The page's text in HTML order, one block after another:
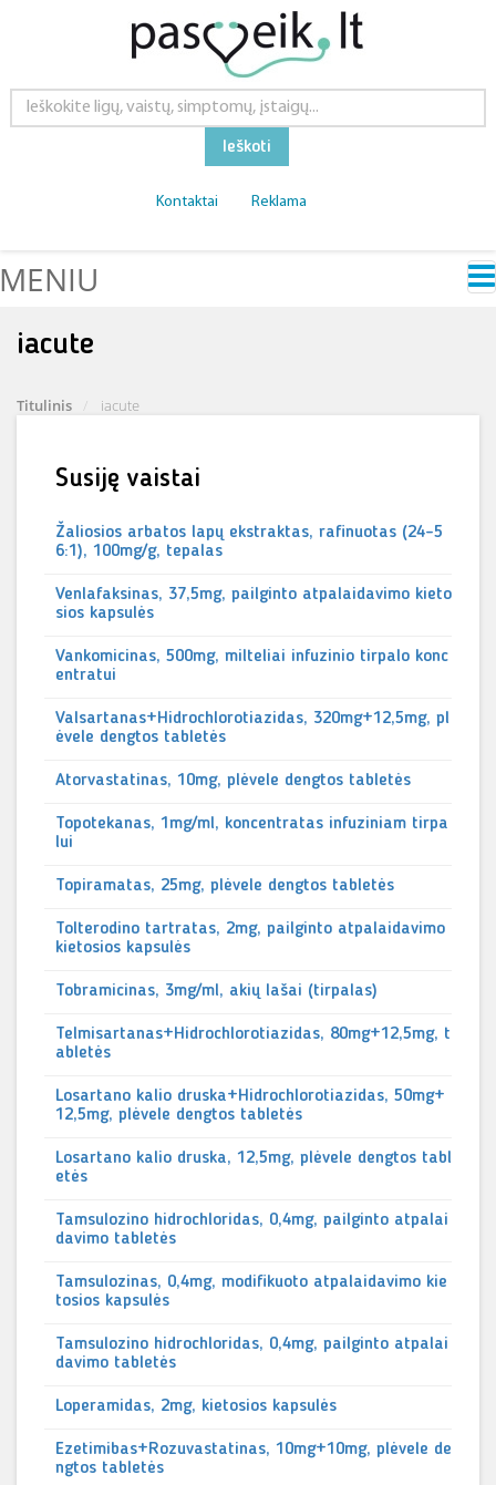
Ieškoti
Kontaktai Reklama
MENIU
iacute
Titulinis iacute
Susiję vaistai
Žaliosios arbatos lapų ekstraktas, rafinuotas (24-5
6:1), 100mg/g, tepalas
Venlafaksinas, 37,5mg, pailginto atpalaidavimo kieto
sios kapsulės
Vankomicinas, 500mg, milteliai infuzinio tirpalo konc
entratui
Valsartanas+Hidrochlorotiazidas, 320mg+12,5mg, pl
ėvele dengtos tabletės
Atorvastatinas, 10mg, plėvele dengtos tabletės
Topotekanas, 1mg/ml, koncentratas infuziniam tirpa
lui
Topiramatas, 25mg, plėvele dengtos tabletės
Tolterodino tartratas, 2mg, pailginto atpalaidavimo
kietosios kapsulės
Tobramicinas, 3mg/ml, akių lašai (tirpalas)
Telmisartanas+Hidrochlorotiazidas, 80mg+12,5mg, t
abletės
Losartano kalio druska+Hidrochlorotiazidas, 50mg+
12,5mg, plėvele dengtos tabletės
Losartano kalio druska, 12,5mg, plėvele dengtos tabl
etės
Tamsulozino hidrochloridas, 0,4mg, pailginto atpalai
davimo tabletės
Tamsulozinas, 0,4mg, modifikuoto atpalaidavimo kie
tosios kapsulės
Tamsulozino hidrochloridas, 0,4mg, pailginto atpalai
davimo tabletės
Loperamidas, 2mg, kietosios kapsulės
Ezetimibas+Rozuvastatinas, 10mg+10mg, plėvele de
ngtos tabletės